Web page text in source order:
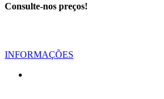
Consulte-nos preços!
INFORMAÇÕES